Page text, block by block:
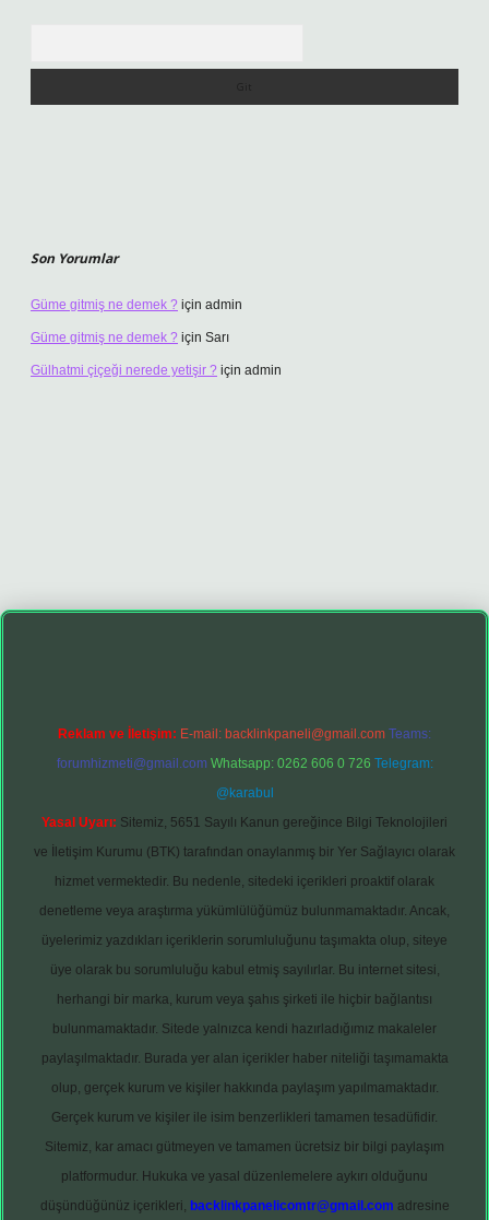
Son Yorumlar
Güme gitmiş ne demek ? için admin
Güme gitmiş ne demek ? için Sarı
Gülhatmi çiçeği nerede yetişir ? için admin
Reklam ve İletişim: E-mail: backlinkpaneli@gmail.com Teams:
forumhizmeti@gmail.com Whatsapp: 0262 606 0 726 Telegram:
@karabul
Yasal Uyarı: Sitemiz, 5651 Sayılı Kanun gereğince Bilgi Teknolojileri
ve İletişim Kurumu (BTK) tarafından onaylanmış bir Yer Sağlayıcı olarak
hizmet vermektedir. Bu nedenle, sitedeki içerikleri proaktif olarak
denetleme veya araştırma yükümlülüğümüz bulunmamaktadır. Ancak,
üyelerimiz yazdıkları içeriklerin sorumluluğunu taşımakta olup, siteye
üye olarak bu sorumluluğu kabul etmiş sayılırlar. Bu internet sitesi,
herhangi bir marka, kurum veya şahıs şirketi ile hiçbir bağlantısı
bulunmamaktadır. Sitede yalnızca kendi hazırladığımız makaleler
paylaşılmaktadır. Burada yer alan içerikler haber niteliği taşımamakta
olup, gerçek kurum ve kişiler hakkında paylaşım yapılmamaktadır.
Gerçek kurum ve kişiler ile isim benzerlikleri tamamen tesadüfidir.
Sitemiz, kar amacı gütmeyen ve tamamen ücretsiz bir bilgi paylaşım
platformudur. Hukuka ve yasal düzenlemelere aykırı olduğunu
düşündüğünüz içerikleri, backlinkpanelicomtr@gmail.com adresine